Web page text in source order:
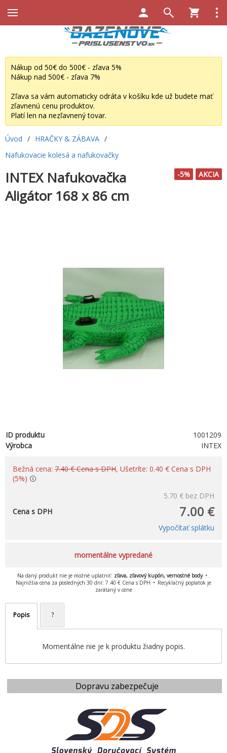
Dopravu zabezpečuje
Nákup od 50€ do 500€ - zľava 5%
Nákup nad 500€ - zľava 7%
Zľava sa vám automaticky odráta v košíku kde už budete mať
zľavnenú cenu produktov.
Platí len na nezľavnený tovar.
Úvod / HRAČKY & ZÁBAVA /
Nafukovacie kolesá a nafukovačky
AKCIA
-5%
INTEX Nafukovačka
Aligátor 168 x 86 cm
ID produktu
1001209
Výrobca
INTEX
Bežná cena: 7.40 € Cena s DPH, Ušetríte: 0.40 € Cena s DPH
(5%)
5.70 € bez DPH
7.00 €
Cena s DPH
Vypočítať splátku
momentálne vypredané
Na daný produkt nie je možné uplatniť: zľava, zľavový kupón, vernostné body
Najnižšia cena za posledných 30 dní: 7.40 € Cena s DPH
Recyklačný poplatok je
zarátaný v cene
Popis ?
Momentálne nie je k produktu žiadny popis.